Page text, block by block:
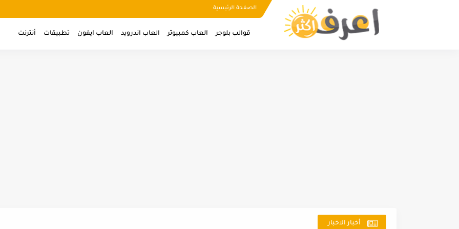
الصفحة الرئيسية
قوالب بلوجر العاب كمبيوتر العاب اندرويد العاب ايفون تطبيقات أنترنت
أخبار الاخبار